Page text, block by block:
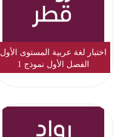
اختبار لغة عربية المستوى الأول
الفصل الأول نموذج 1